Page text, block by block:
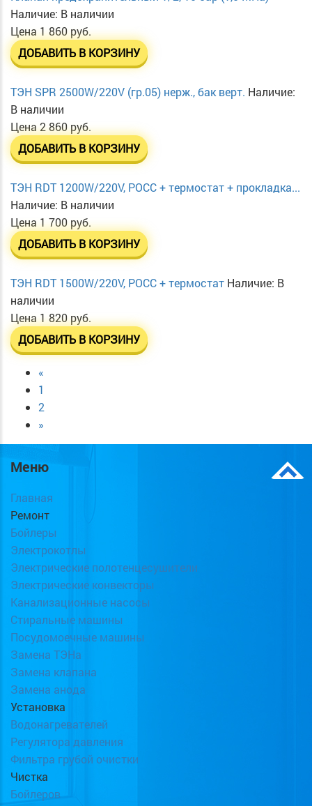
Наличие: В наличии
Цена1 860 руб.
ДОБАВИТЬ В КОРЗИНУ
ТЭН SPR 2500W/220V (гр.05) нерж., бак верт. Наличие:
В наличии
Цена2 860 руб.
ДОБАВИТЬ В КОРЗИНУ
ТЭН RDT 1200W/220V, РОСС + термостат + прокладка...
Наличие: В наличии
Цена1 700 руб.
ДОБАВИТЬ В КОРЗИНУ
ТЭН RDT 1500W/220V, РОСС + термостат Наличие: В
наличии
Цена1 820 руб.
ДОБАВИТЬ В КОРЗИНУ
«
1
2
»
Меню
Главная
Ремонт
Бойлеры
Электрокотлы
Электрические полотенцесушители
Электрические конвекторы
Канализационные насосы
Стиральные машины
Посудомоечные машины
Замена ТЭНа
Замена клапана
Замена анода
Установка
Водонагревателей
Регулятора давления
Фильтра грубой очистки
Чистка
Бойлеров